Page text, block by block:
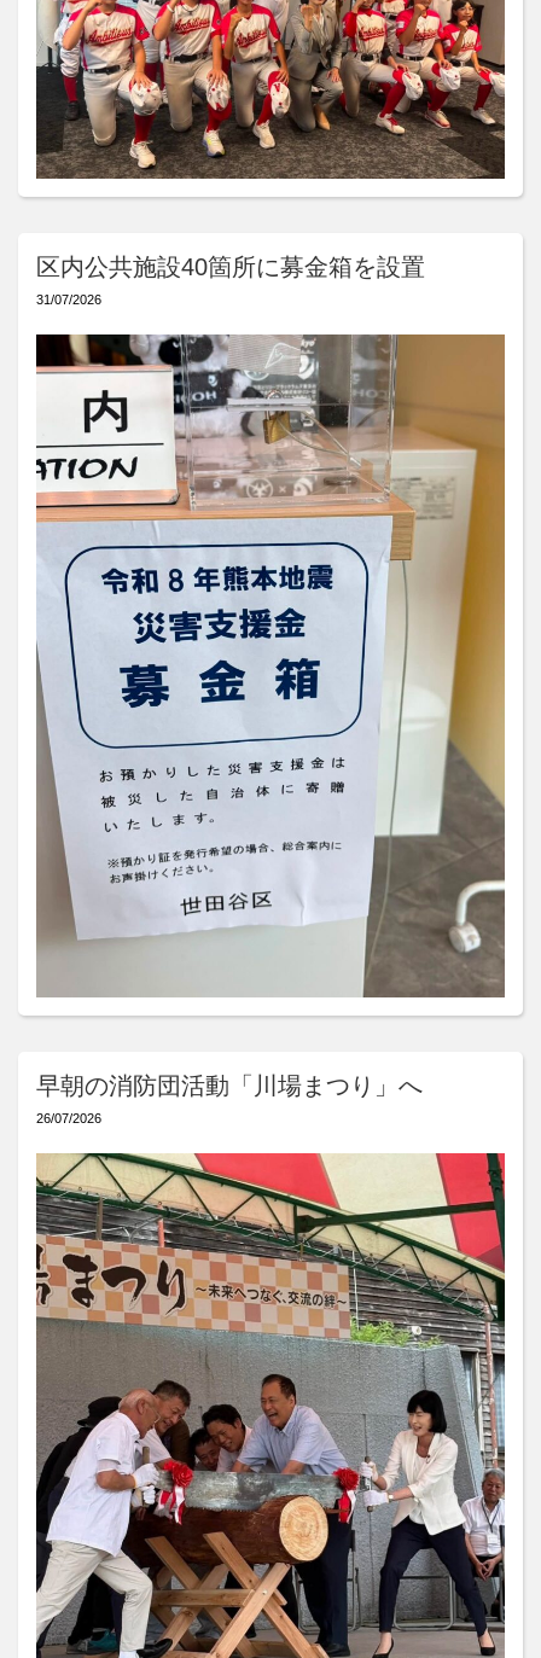
区内公共施設40箇所に募金箱を設置
31/07/2026
早朝の消防団活動「川場まつり」へ
26/07/2026